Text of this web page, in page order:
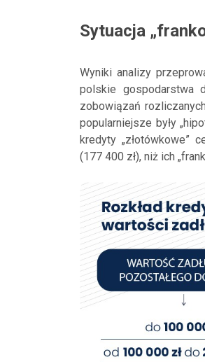
Sytuacja
Wyniki analizy
polskie gospodarstwa
zobowiązań
popularniejsze były
kredyty „złotówkowe”
(177 400 zł), niż ich